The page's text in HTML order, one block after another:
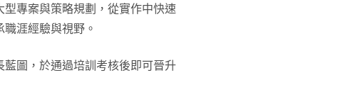
專案與策略規劃，從實作中快速
涯經驗與視野。
藍圖，於通過培訓考核後即可晉升